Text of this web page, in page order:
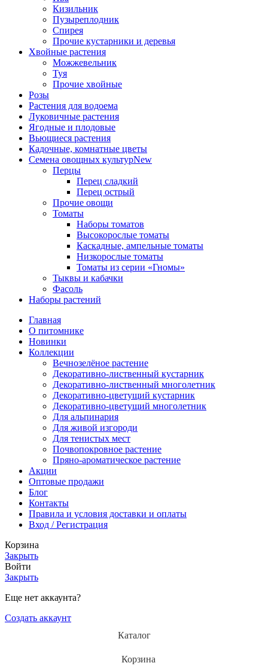
Кизильник
Пузыреплодник
Спирея
Прочие кустарники и деревья
Хвойные растения
Можжевельник
Туя
Прочие хвойные
Розы
Растения для водоема
Луковичные растения
Ягодные и плодовые
Вьющиеся растения
Кадочные, комнатные цветы
Семена овощных культурNew
Перцы
Перец сладкий
Перец острый
Прочие овощи
Томаты
Наборы томатов
Высокорослые томаты
Каскадные, ампельные томаты
Низкорослые томаты
Томаты из серии «Гномы»
Тыквы и кабачки
Фасоль
Наборы растений
Главная
О питомнике
Новинки
Коллекции
Вечнозелёное растение
Декоративно-лиственный кустарник
Декоративно-лиственный многолетник
Декоративно-цветущий кустарник
Декоративно-цветущий многолетник
Для альпинария
Для живой изгороди
Для тенистых мест
Почвопокровное растение
Пряно-ароматическое растение
Акции
Оптовые продажи
Блог
Контакты
Правила и условия доставки и оплаты
Вход / Регистрация
Корзина
Закрыть
Войти
Закрыть
Еще нет аккаунта?
Создать аккаунт
Каталог
Корзина